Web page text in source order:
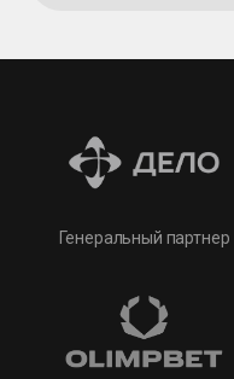
Генеральный партнер